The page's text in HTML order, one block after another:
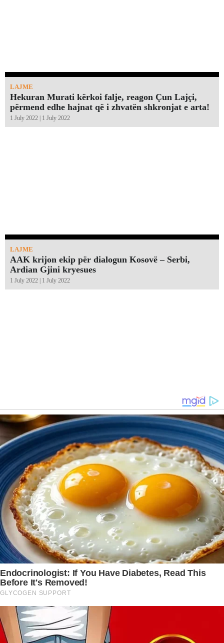
LAJME
Hekuran Murati kërkoi falje, reagon Çun Lajçi,
përmend edhe hajnat që i zhvatën shkronjat e arta!￼
1 July 2022 | 1 July 2022
LAJME
AAK krijon ekip për dialogun Kosovë – Serbi,
Ardian Gjini kryesues
1 July 2022 | 1 July 2022